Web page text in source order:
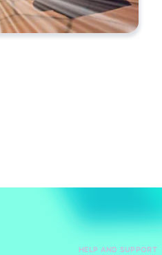
HELP AND SUPPORT